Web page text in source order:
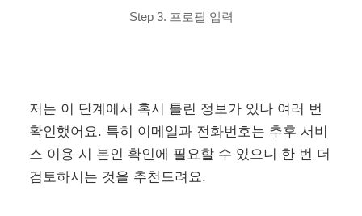
Step 3. 프로필 입력
저는 이 단계에서 혹시 틀린 정보가 있나 여러 번
확인했어요. 특히 이메일과 전화번호는 추후 서비
스 이용 시 본인 확인에 필요할 수 있으니 한 번 더
검토하시는 것을 추천드려요.